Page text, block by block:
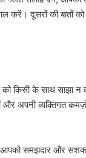
करें। दूसरों की बातों
को किसी के साथ साझा
अपनी व्यक्तिगत
आपको समझदार और